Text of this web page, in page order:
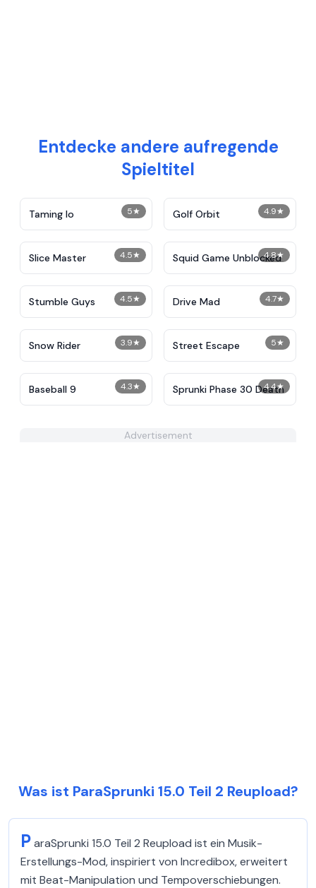
Entdecke andere aufregende
Spieltitel
5★
Taming Io 4.9★
Golf Orbit
4.5★
Slice Master 4.8★
Squid Game Unblocked
4.5★
Stumble Guys 4.7★
Drive Mad
3.9★
Snow Rider 5★
Street Escape
4.3★
Baseball 9 4.4★
Sprunki Phase 30 Death
Advertisement
Was ist ParaSprunki 15.0 Teil 2 Reupload?
ParaSprunki 15.0 Teil 2 Reupload ist ein Musik-
Erstellungs-Mod, inspiriert von Incredibox, erweitert
mit Beat-Manipulation und Tempoverschiebungen.